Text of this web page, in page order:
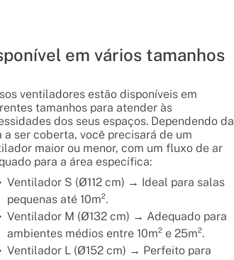
em vários tamanhos
ventiladores estão disponíveis em
tamanhos para atender às
dos seus espaços. Dependendo da
a ser coberta, você precisará de um
maior ou menor, com um fluxo de ar
para a área específica:
Ventilador S (Ø112 cm) → Ideal para salas
pequenas até 10m².
Ventilador M (Ø132 cm) → Adequado para
ambientes médios entre 10m² e 25m².
Ventilador L (Ø152 cm) → Perfeito para